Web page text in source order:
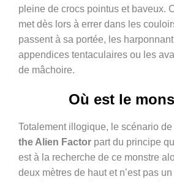
pleine de crocs pointus et baveux.
met dès lors à errer dans les
passent à sa portée, les
appendices tentaculaires ou les
de mâchoire.
Où est le
Totalement illogique, le scénario de
the Alien Factor part du principe
est à la recherche de ce monstre
deux mètres de haut et n’est pas